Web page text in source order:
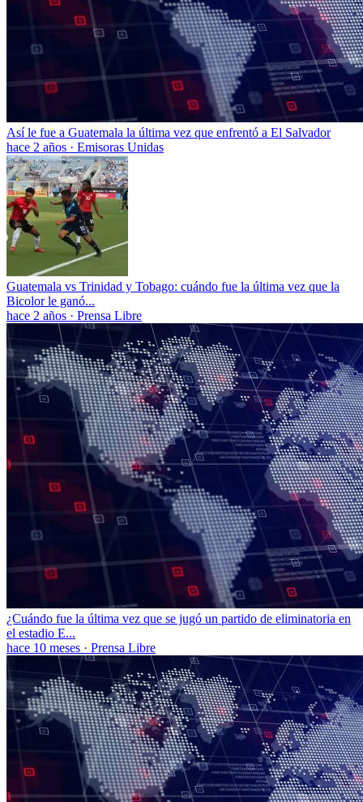
Así le fue a Guatemala la última vez que enfrentó a El Salvador
hace 2 años · Emisoras Unidas
Guatemala vs Trinidad y Tobago: cuándo fue la última vez que la
Bicolor le ganó...
hace 2 años · Prensa Libre
¿Cuándo fue la última vez que se jugó un partido de eliminatoria en
el estadio E...
hace 10 meses · Prensa Libre